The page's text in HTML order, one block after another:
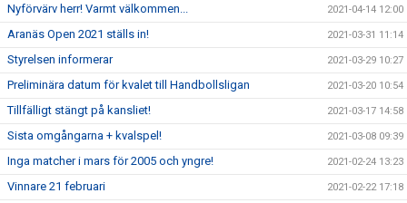
Nyförvärv herr! Varmt välkommen... 2021-04-14 12:00
Aranäs Open 2021 ställs in! 2021-03-31 11:14
Styrelsen informerar 2021-03-29 10:27
Preliminära datum för kvalet till Handbollsligan 2021-03-20 10:54
Tillfälligt stängt på kansliet! 2021-03-17 14:58
Sista omgångarna + kvalspel! 2021-03-08 09:39
Inga matcher i mars för 2005 och yngre! 2021-02-24 13:23
Vinnare 21 februari 2021-02-22 17:18